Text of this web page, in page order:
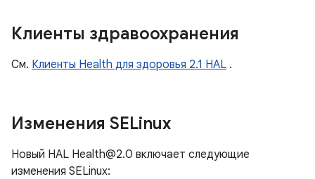
Клиенты здравоохранения
См. Клиенты Health для здоровья 2.1 HAL .
Изменения SELinux
Новый HAL Health@2.0 включает следующие
изменения SELinux: